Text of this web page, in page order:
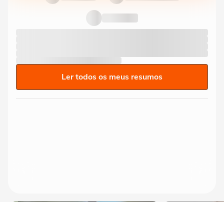
Ler todos os meus resumos